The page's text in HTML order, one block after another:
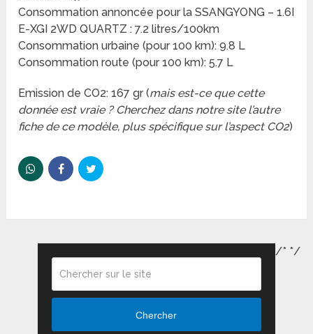
Consommation annoncée pour la SSANGYONG – 1.6I
E-XGI 2WD QUARTZ : 7.2 litres/100km
Consommation urbaine (pour 100 km): 9.8 L
Consommation route (pour 100 km): 5.7 L
Emission de CO2: 167 gr (mais est-ce que cette
donnée est vraie ? Cherchez dans notre site l’autre
fiche de ce modèle, plus spécifique sur l’aspect CO2)
Chercher
/* */